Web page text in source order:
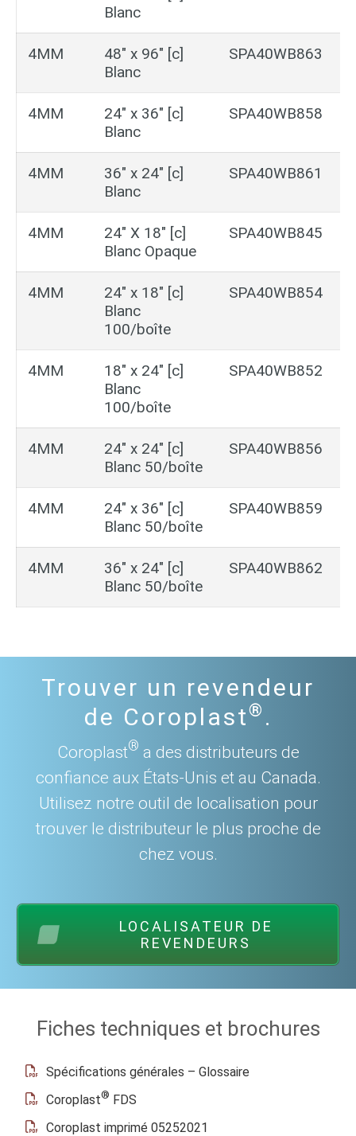
Blanc
4MM
48″ x 96″ [c]
Blanc
SPA40WB863
4MM
24″ x 36″ [c]
Blanc
SPA40WB858
4MM
36″ x 24″ [c]
Blanc
SPA40WB861
4MM
24″ X 18″ [c]
Blanc Opaque
SPA40WB845
4MM
24″ x 18″ [c]
Blanc
100/boîte
SPA40WB854
4MM
18″ x 24″ [c]
Blanc
100/boîte
SPA40WB852
4MM
24″ x 24″ [c]
Blanc 50/boîte
SPA40WB856
4MM
24″ x 36″ [c]
Blanc 50/boîte
SPA40WB859
4MM
36″ x 24″ [c]
Blanc 50/boîte
SPA40WB862
Trouver un revendeur
de Coroplast® .
Coroplast® a des distributeurs de
confiance aux États-Unis et au Canada.
Utilisez notre outil de localisation pour
trouver le distributeur le plus proche de
chez vous.
LOCALISATEUR DE
REVENDEURS
Fiches techniques et brochures
Spécifications générales – Glossaire
Coroplast® FDS
Coroplast imprimé 05252021